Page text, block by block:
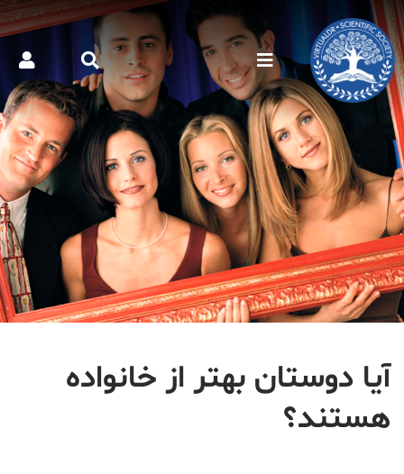
آیا دوستان بهتر از خانواده
هستند؟